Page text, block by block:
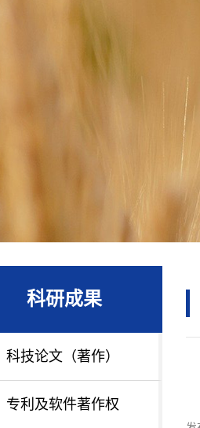
科研成果
科技论文（著作）
专利及软件著作权